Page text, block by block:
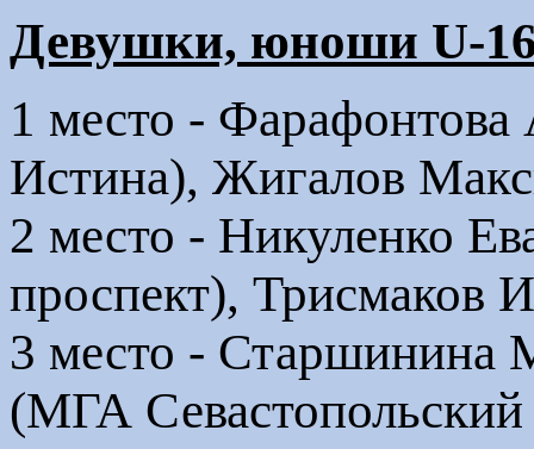
Девушки, юноши U-
1 место - Фарафонтова
Истина), Жигалов
2 место - Никуленко
проспект), Трисмаков
3 место - Старшинина
(МГА Севастопольский